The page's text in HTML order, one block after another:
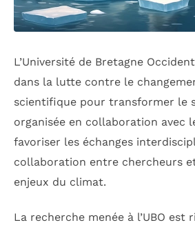
L’Université de Bretagne
dans la lutte contre le
scientifique pour transformer le
organisée en collaboration avec
favoriser les échanges
collaboration entre chercheurs
enjeux du climat.
La recherche menée à l’UBO